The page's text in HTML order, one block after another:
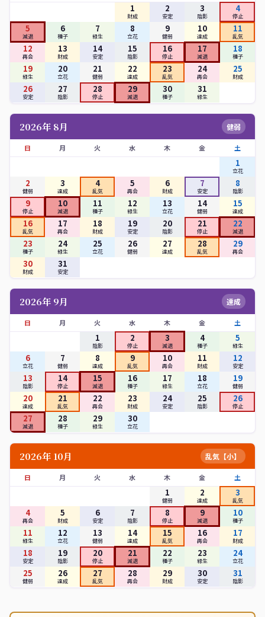
1
財成
2
安定
3
陰影
4
停止
5
減退
6
種子
7
緑生
8
立花
9
健弱
10
達成
11
乱気
12
再会
13
財成
14
安定
15
陰影
16
停止
17
減退
18
種子
19
緑生
20
立花
21
健弱
22
達成
23
乱気
24
再会
25
財成
26
安定
27
陰影
28
停止
29
減退
30
種子
31
緑生
2026年 8月 健弱
日 月 火 水 木 金 土
1
立花
2
健弱
3
達成
4
乱気
5
再会
6
財成
7
安定
8
陰影
9
停止
10
減退
11
種子
12
緑生
13
立花
14
健弱
15
達成
16
乱気
17
再会
18
財成
19
安定
20
陰影
21
停止
22
減退
23
種子
24
緑生
25
立花
26
健弱
27
達成
28
乱気
29
再会
30
財成
31
安定
2026年 9月 達成
日 月 火 水 木 金 土
1
陰影
2
停止
3
減退
4
種子
5
緑生
6
立花
7
健弱
8
達成
9
乱気
10
再会
11
財成
12
安定
13
陰影
14
停止
15
減退
16
種子
17
緑生
18
立花
19
健弱
20
達成
21
乱気
22
再会
23
財成
24
安定
25
陰影
26
停止
27
減退
28
種子
29
緑生
30
立花
2026年 10月 乱気【小】
日 月 火 水 木 金 土
1
健弱
2
達成
3
乱気
4
再会
5
財成
6
安定
7
陰影
8
停止
9
減退
10
種子
11
緑生
12
立花
13
健弱
14
達成
15
乱気
16
再会
17
財成
18
安定
19
陰影
20
停止
21
減退
22
種子
23
緑生
24
立花
25
健弱
26
達成
27
乱気
28
再会
29
財成
30
安定
31
陰影